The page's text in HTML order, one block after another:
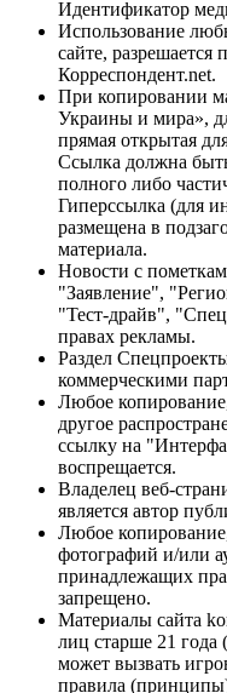
Идентификатор
Использование
сайте, разрешается
Корреспондент.net.
При копировании
Украины и мира»,
прямая открытая
Ссылка должна
полного либо
Гиперссылка (для
размещена в
материала.
Новости с
"Заявление",
"Тест-драйв",
правах рекламы.
Раздел
коммерческими
Любое
другое
ссылку на
воспрещается.
Владелец веб-
является автор
Любое
фотографий и/или
принадлежащих
запрещено.
Материалы сайта
лиц старше 21 года
может вызвать
правила